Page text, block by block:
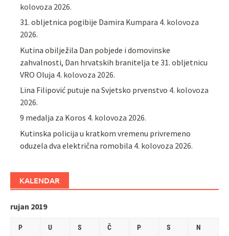
kolovoza 2026.
31. obljetnica pogibije Damira Kumpara 4. kolovoza
2026.
Kutina obilježila Dan pobjede i domovinske
zahvalnosti, Dan hrvatskih branitelja te 31. obljetnicu
VRO Oluja 4. kolovoza 2026.
Lina Filipović putuje na Svjetsko prvenstvo 4. kolovoza
2026.
9 medalja za Koros 4. kolovoza 2026.
Kutinska policija u kratkom vremenu privremeno
oduzela dva električna romobila 4. kolovoza 2026.
KALENDAR
rujan 2019
P U S Č P S N